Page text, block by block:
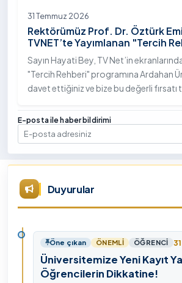
31 Temmuz 2026
Rektörümüz Prof. Dr. Öztürk
TVNET’te Yayımlanan "Tercih
Programındaki Röportajı
Sayın Hayati Bey, TV Net’in ekranlarında
"Tercih Rehberi" programına Ardahan
davet ettiğiniz ve bize bu değerli fırsatı
teşekkürlerimi sunuyorum.
E-posta ile haber bildirimi
E-posta
Duyurular
Öne çıkan ÖNEMLI ÖĞRENCI
Üniversitemize Yeni Kayıt
Öğrencilerin Dikkatine!